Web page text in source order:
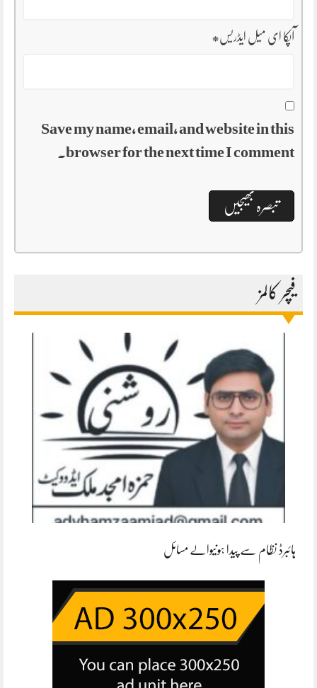
آپکا ای میل ایڈریس*
Save my name, email, and website in this
browser for the next time I comment.
فیچر کالمز
ہائبرڈ نظام سے پیدا ہونیوالے مسائل